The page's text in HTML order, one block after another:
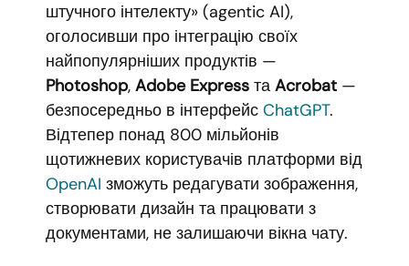
штучного інтелекту» (agentic AI),
оголосивши про інтеграцію своїх
найпопулярніших продуктів —
Photoshop, Adobe Express та Acrobat —
безпосередньо в інтерфейс ChatGPT.
Відтепер понад 800 мільйонів
щотижневих користувачів платформи від
OpenAI зможуть редагувати зображення,
створювати дизайн та працювати з
документами, не залишаючи вікна чату.